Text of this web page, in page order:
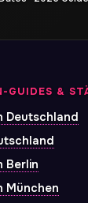
GUIDES &
Deutschland
Berlin
München